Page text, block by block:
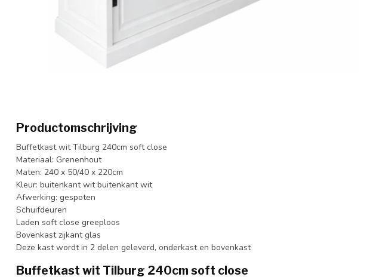
Productomschrijving
Buffetkast wit Tilburg 240cm soft close
Materiaal: Grenenhout
Maten: 240 x 50/40 x 220cm
Kleur: buitenkant wit buitenkant wit
Afwerking: gespoten
Schuifdeuren
Laden soft close greeploos
Bovenkast zijkant glas
Deze kast wordt in 2 delen geleverd, onderkast en bovenkast
Buffetkast wit Tilburg 240cm soft close